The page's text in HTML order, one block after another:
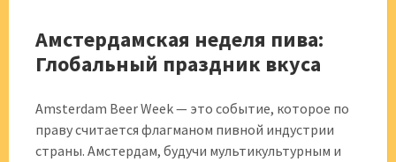
Амстердамская неделя пива:
Глобальный праздник вкуса
Amsterdam Beer Week — это событие, которое по
праву считается флагманом пивной индустрии
страны. Амстердам, будучи мультикультурным и